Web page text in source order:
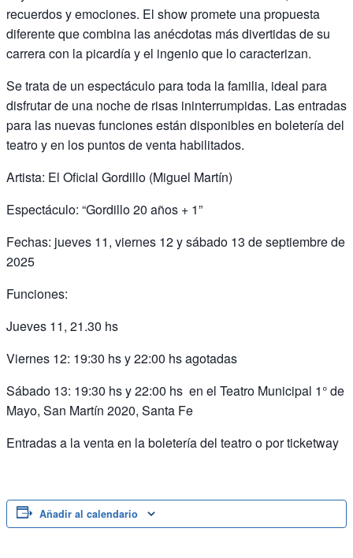
recuerdos y emociones. El show promete una propuesta
diferente que combina las anécdotas más divertidas de su
carrera con la picardía y el ingenio que lo caracterizan.
Se trata de un espectáculo para toda la familia, ideal para
disfrutar de una noche de risas ininterrumpidas. Las entradas
para las nuevas funciones están disponibles en boletería del
teatro y en los puntos de venta habilitados.
Artista: El Oficial Gordillo (Miguel Martín)
Espectáculo: “Gordillo 20 años + 1”
Fechas: jueves 11, viernes 12 y sábado 13 de septiembre de
2025
Funciones:
Jueves 11, 21.30 hs
Viernes 12: 19:30 hs y 22:00 hs agotadas
Sábado 13: 19:30 hs y 22:00 hs en el Teatro Municipal 1° de
Mayo, San Martín 2020, Santa Fe
Entradas a la venta en la boletería del teatro o por ticketway
Añadir al calendario